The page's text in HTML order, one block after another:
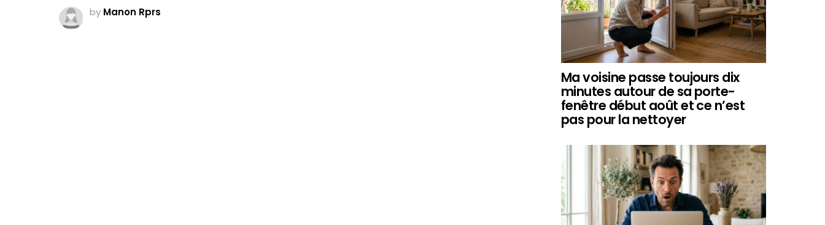
by Manon Rprs
Ma voisine passe toujours dix
minutes autour de sa porte-
fenêtre début août et ce n’est
pas pour la nettoyer